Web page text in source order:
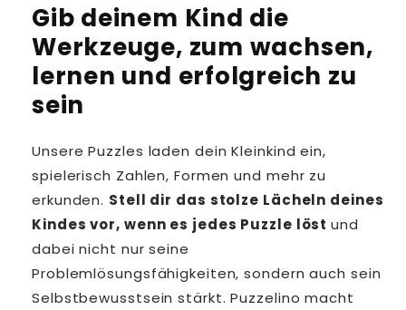
Gib deinem Kind die
Werkzeuge, zum wachsen,
lernen und erfolgreich zu
sein
Unsere Puzzles laden dein Kleinkind ein,
spielerisch Zahlen, Formen und mehr zu
erkunden. Stell dir das stolze Lächeln deines
Kindes vor, wenn es jedes Puzzle löstund
dabei nicht nur seine
Problemlösungsfähigkeiten, sondern auch sein
Selbstbewusstsein stärkt. Puzzelino macht